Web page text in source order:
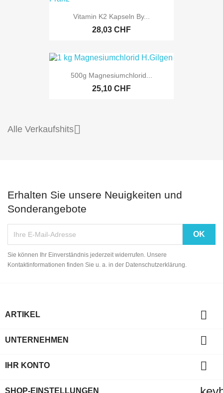
Vitamin K2 Kapseln By...
28,03 CHF
500g Magnesiumchlorid...
25,10 CHF
Alle Verkaufshits
Erhalten Sie unsere Neuigkeiten und
Sonderangebote
Sie können Ihr Einverständnis jederzeit widerrufen. Unsere
Kontaktinformationen finden Sie u. a. in der Datenschutzerklärung.
ARTIKEL 
UNTERNEHMEN 
IHR KONTO 
SHOP-EINSTELLUNGEN